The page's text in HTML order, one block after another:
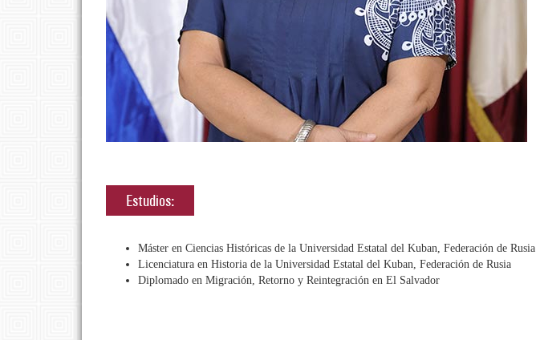
Estudios:
Máster en Ciencias Históricas de la Universidad Estatal del Kuban, Federación de Rusia
Licenciatura en Historia de la Universidad Estatal del Kuban, Federación de Rusia
Diplomado en Migración, Retorno y Reintegración en El Salvador